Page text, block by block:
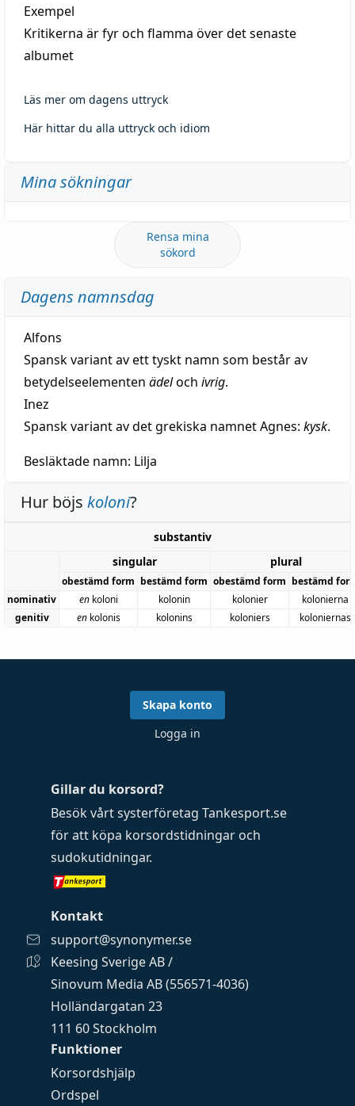
Exempel
Kritikerna är fyr och flamma över det senaste
albumet
Läs mer om dagens uttryck
Här hittar du alla uttryck och idiom
Mina sökningar
Rensa mina
sökord
Dagens namnsdag
Alfons
Spansk variant av ett tyskt namn som består av
betydelseelementen ädeloch ivrig.
Inez
Spansk variant av det grekiska namnet Agnes: kysk.
Besläktade namn: Lilja
Hur böjs koloni?
substantiv
singular
plural
obestämd form bestämd form obestämd form bestämd
nominativ
enkoloni kolonin kolonier
kolonierna
genitiv
enkolonis kolonins koloniers koloniernas
Funktioner
Korsordshjälp
Ordspel
Gillar du korsord?
Besök vårt systerföretag Tankesport.se
för att köpa korsordstidningar och
sudokutidningar.
Kontakt
support@synonymer.se
Keesing Sverige AB /
Sinovum Media AB (556571-4036)
Holländargatan 23
111 60 Stockholm
Skapa konto
Logga in